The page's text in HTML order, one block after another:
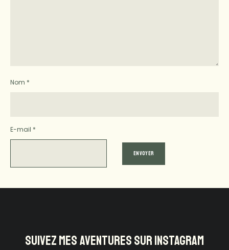
Nom *
E-mail *
SUIVEZ MES AVENTURES SUR INSTAGRAM